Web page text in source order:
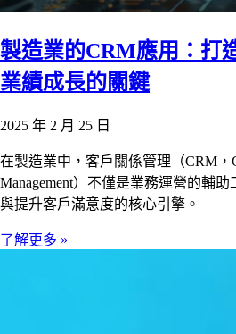
製造業的CRM應用：打
業績成長的關鍵
2025 年 2 月 25 日
在製造業中，客戶關係管理（CRM，
Management）不僅是業務運營的輔
與提升客戶滿意度的核心引擎。
了解更多 »